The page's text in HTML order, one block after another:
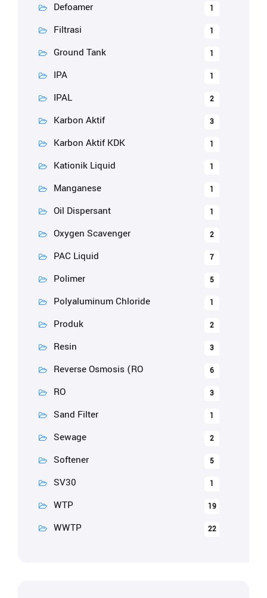
Defoamer 1
Filtrasi 1
Ground Tank 1
IPA 1
IPAL 2
Karbon Aktif 3
Karbon Aktif KDK 1
Kationik Liquid 1
Manganese 1
Oil Dispersant 1
Oxygen Scavenger 2
PAC Liquid 7
Polimer 5
Polyaluminum Chloride 1
Produk 2
Resin 3
Reverse Osmosis (RO 6
RO 3
Sand Filter 1
Sewage 2
Softener 5
SV30 1
WTP 19
WWTP 22